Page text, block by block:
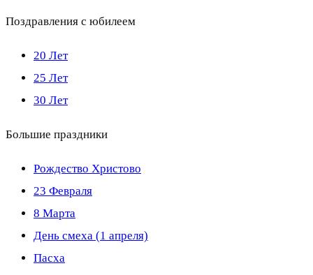
Поздравления с юбилеем
20 Лет
25 Лет
30 Лет
Большие праздники
Рождество Христово
23 Февраля
8 Марта
День смеха (1 апреля)
Пасха